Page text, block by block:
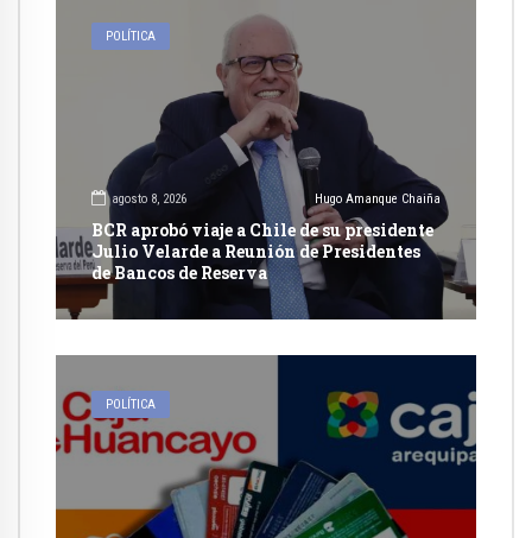
POLÍTICA
agosto 8, 2026 Hugo Amanque Chaiña
BCR aprobó viaje a Chile de su presidente
Julio Velarde a Reunión de Presidentes
de Bancos de Reserva
POLÍTICA